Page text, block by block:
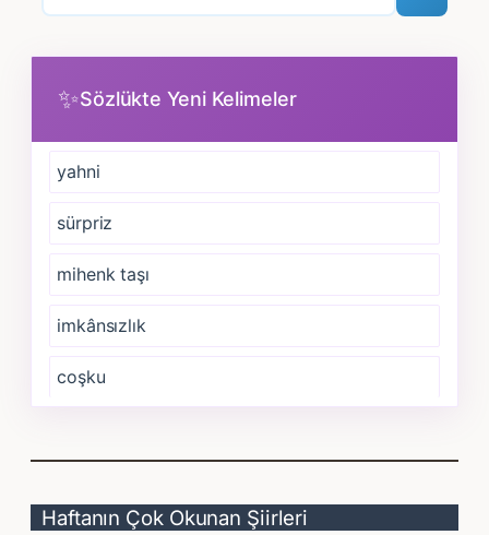
✨Sözlükte Yeni Kelimeler
yahni
sürpriz
mihenk taşı
imkânsızlık
coşku
Haftanın Çok Okunan Şiirleri